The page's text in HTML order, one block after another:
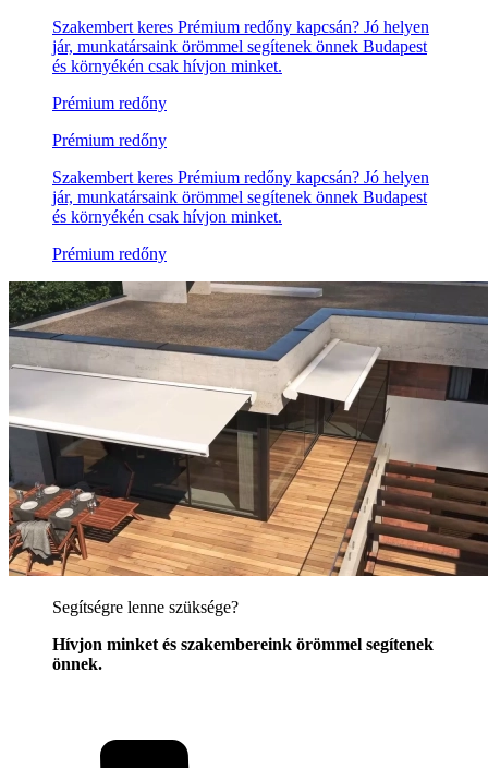
Szakembert keres Prémium redőny kapcsán? Jó helyen
jár, munkatársaink örömmel segítenek önnek Budapest
és környékén csak hívjon minket.
Prémium redőny
Prémium redőny
Szakembert keres Prémium redőny kapcsán? Jó helyen
jár, munkatársaink örömmel segítenek önnek Budapest
és környékén csak hívjon minket.
Prémium redőny
Segítségre lenne szüksége?
Hívjon minket és szakembereink örömmel segítenek
önnek.